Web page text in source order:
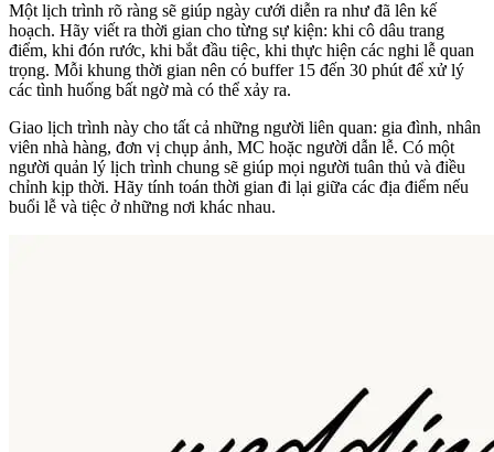
Một lịch trình rõ ràng sẽ giúp ngày cưới diễn ra như đã lên kế
hoạch. Hãy viết ra thời gian cho từng sự kiện: khi cô dâu trang
điểm, khi đón rước, khi bắt đầu tiệc, khi thực hiện các nghi lễ quan
trọng. Mỗi khung thời gian nên có buffer 15 đến 30 phút để xử lý
các tình huống bất ngờ mà có thể xảy ra.
Giao lịch trình này cho tất cả những người liên quan: gia đình, nhân
viên nhà hàng, đơn vị chụp ảnh, MC hoặc người dẫn lễ. Có một
người quản lý lịch trình chung sẽ giúp mọi người tuân thủ và điều
chỉnh kịp thời. Hãy tính toán thời gian đi lại giữa các địa điểm nếu
buổi lễ và tiệc ở những nơi khác nhau.